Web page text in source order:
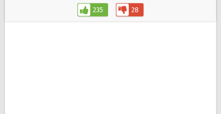
235 28